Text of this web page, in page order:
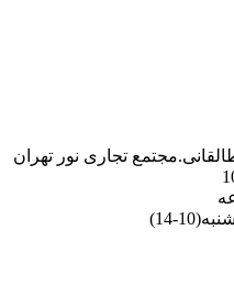
تجاری نور تهران